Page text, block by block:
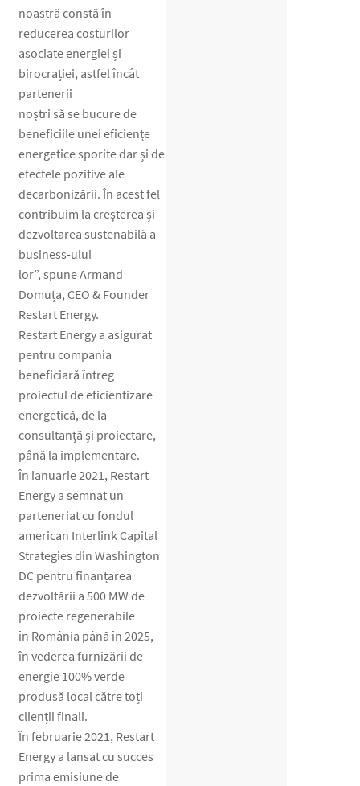
noastră constă în
reducerea costurilor
asociate energiei și
birocrației, astfel încât
partenerii
noștri să se bucure de
beneficiile unei eficiențe
energetice sporite dar și de
efectele pozitive ale
decarbonizării. În acest fel
contribuim la creșterea și
dezvoltarea sustenabilă a
business-ului
lor”, spune Armand
Domuța, CEO & Founder
Restart Energy.
Restart Energy a asigurat
pentru compania
beneficiară întreg
proiectul de eficientizare
energetică, de la
consultanță și proiectare,
până la implementare.
În ianuarie 2021, Restart
Energy a semnat un
parteneriat cu fondul
american Interlink Capital
Strategies din Washington
DC pentru finanțarea
dezvoltării a 500 MW de
proiecte regenerabile
în România până în 2025,
în vederea furnizării de
energie 100% verde
produsă local către toți
clienții finali.
În februarie 2021, Restart
Energy a lansat cu succes
prima emisiune de